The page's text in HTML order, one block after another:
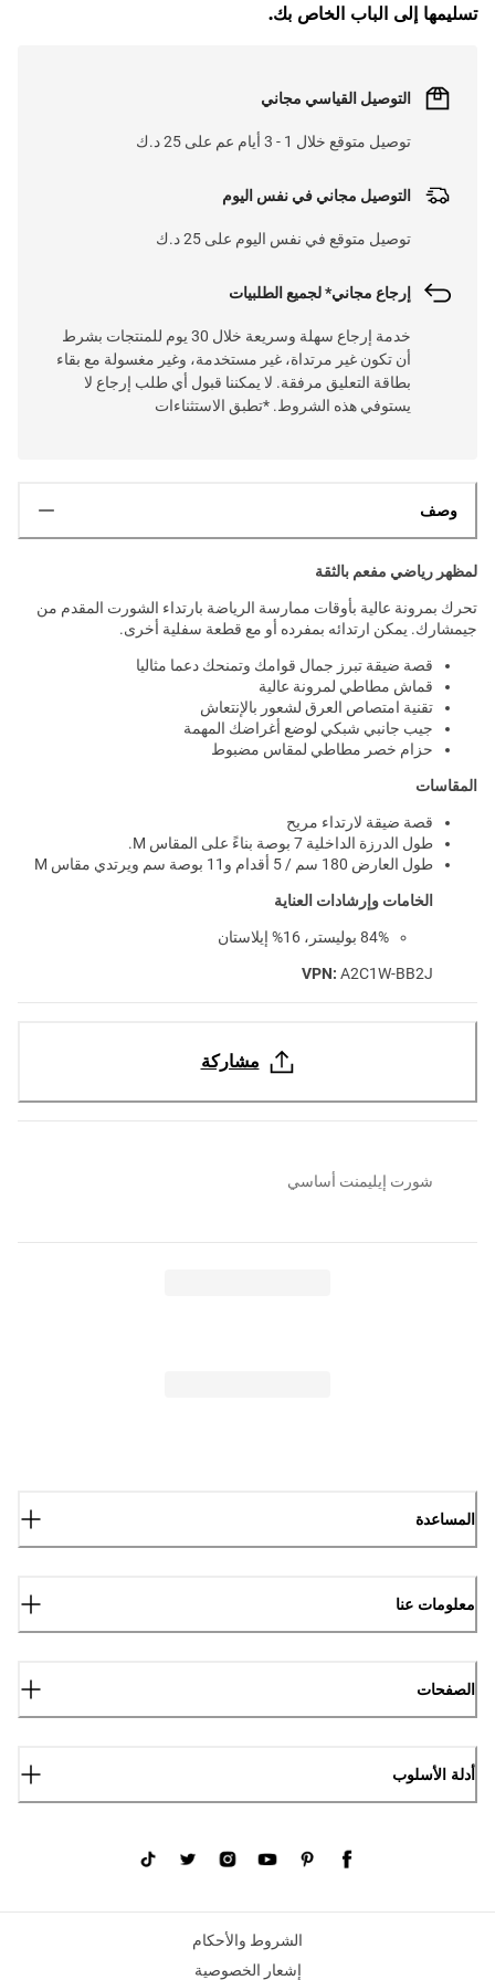
تسليمها إلى الباب الخاص بك.
التوصيل القياسي مجاني
توصيل متوقع خلال 1 - 3 أيام عم على 25 د.ك
التوصيل مجاني في نفس اليوم
توصيل متوقع في نفس اليوم على 25 د.ك
إرجاع مجاني* لجميع الطلبيات
خدمة إرجاع سهلة وسريعة خلال 30 يوم للمنتجات بشرط
أن تكون غير مرتداة، غير مستخدمة، وغير مغسولة مع بقاء
بطاقة التعليق مرفقة. لا يمكننا قبول أي طلب إرجاع لا
يستوفي هذه الشروط. *تطبق الاستثناءات
وصف
لمظهر رياضي مفعم بالثقة
تحرك بمرونة عالية بأوقات ممارسة الرياضة بارتداء الشورت المقدم من
جيمشارك. يمكن ارتدائه بمفرده أو مع قطعة سفلية أخرى.
قصة ضيقة تبرز جمال قوامك وتمنحك دعما مثاليا
قماش مطاطي لمرونة عالية
تقنية امتصاص العرق لشعور بالإنتعاش
جيب جانبي شبكي لوضع أغراضك المهمة
حزام خصر مطاطي لمقاس مضبوط
المقاسات
قصة ضيقة لارتداء مريح
طول الدرزة الداخلية 7 بوصة بناءً على المقاس M.
طول العارض 180 سم / 5 أقدام و11 بوصة سم ويرتدي مقاس M
الخامات وإرشادات العناية
84% بوليستر، 16% إيلاستان
VPN: A2C1W-BB2J
مشاركة
شورت إيليمنت أساسي
المساعدة
معلومات عنا
الصفحات
أدلة الأسلوب
الشروط والأحكام
إشعار الخصوصية